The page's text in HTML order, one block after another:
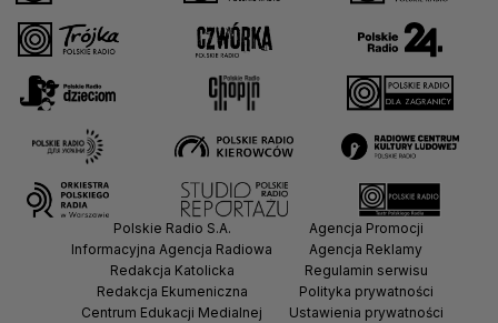
Polskie Radio S.A.
Informacyjna Agencja Radiowa
Redakcja Katolicka
Redakcja Ekumeniczna
Centrum Edukacji Medialnej
Agencja Promocji
Agencja Reklamy
Regulamin serwisu
Polityka prywatności
Ustawienia prywatności